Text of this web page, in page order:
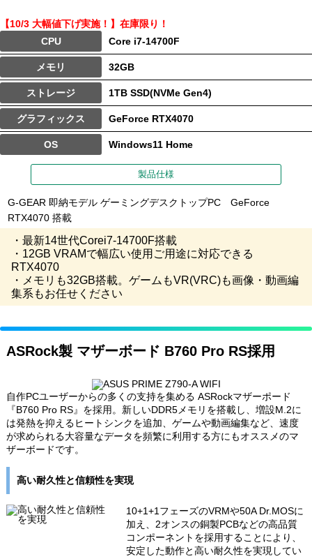
【10/3 大幅値下げ実施！】在庫限り！
CPU
Core i7-14700F
メモリ 32GB
ストレージ 1TB SSD(NVMe Gen4)
グラフィックス GeForce RTX4070
OS Windows11 Home
製品仕様
G-GEAR 即納モデル ゲーミングデスクトップPC GeForce
RTX4070 搭載
・最新14世代Corei7-14700F搭載
・12GB VRAMで幅広い使用ご用途に対応できる
RTX4070
・メモリも32GB搭載。ゲームもVR(VRC)も画像・動画編
集系もお任せください
ASRock製 マザーボード B760 Pro RS採用
自作PCユーザーからの多くの支持を集める ASRockマザーポード
『B760 Pro RS』を採用。新しいDDR5メモリを搭載し、増設M.2に
は発熱を抑えるヒートシンクを追加、ゲームや動画編集など、速度
が求められる大容量なデータを頻繁に利用する方にもオススメのマ
ザーボードです。
高い耐久性と信頼性を実現
10+1+1フェーズのVRMや50A Dr.MOSに
加え、2オンスの銅製PCBなどの高品質
コンポーネントを採用することにより、
安定した動作と高い耐久性を実現してい